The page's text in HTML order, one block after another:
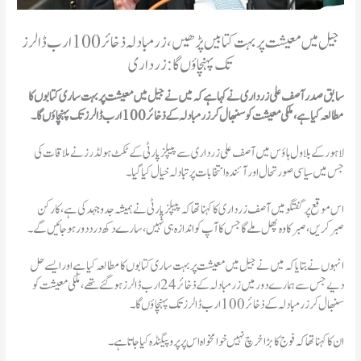
جیل میں معیشت پر بہت کتابیں پڑھیں، زر مبادلہ ذخائر 100 ارب ڈالرز
تک پہنچاؤں گا: زرداری
سابق صدر آصف علی زرداری نے کہا ہے کہ میں نے جیل میں معیشت پر بہت ساری کتابوں کا
مطالعہ کیا ہے، ملکی معیشت کو سنبھال کر زر مبادلہ کے ذخائر 100ارب ڈالرز تک پہنچاؤں گا۔
لاہور کے بلاول ہاؤس میں آصف علی زرداری سے پیپلزپارٹی کے ٹکٹ ہولڈرز نے ملاقات کی
جس میں سیاسی صورتحال اور آئندہ انتخابات پر تبادلہ خیال کیا گیا۔
اس موقع پر گفتگو میں آصف زرداری کا کہنا تھاکہ پیپلزپارٹی نے ہمیشہ جدوجہد کی ہے،کارکن
صبرکریں، صبر کا وہ پھل ملےگا جس کا آپ کو اندازہ ہی نہیں، سارے دکھ درد دور ہوجائیں گے۔
انہوں نے بتایا کہ میں نے جیل میں معیشت پر بہت ساری کتابوں کا مطالعہ کیا ہے اور ایسے حل
دیے جس سے ہمارے دور میں زرمبادلہ کے ذخائر 24 ارب ڈالرز ہوگئے تھے، ملکی معیشت کو
سنبھال کر زر مبادلہ کے ذخائر 100ارب ڈالرز تک پہنچاؤں گا۔
ان کا کہنا تھاکہ فوج کا بڑا خرچ نہیں خوامخواہ اس پر پروپیگنڈہ کیا جاتا ہے۔